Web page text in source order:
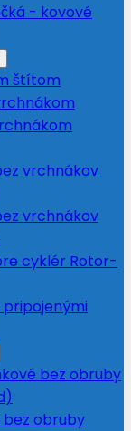
- kovové
štítom
vrchnákov
vrchnákov
cyklér Rotor-
pripojenými
bez obruby
obruby